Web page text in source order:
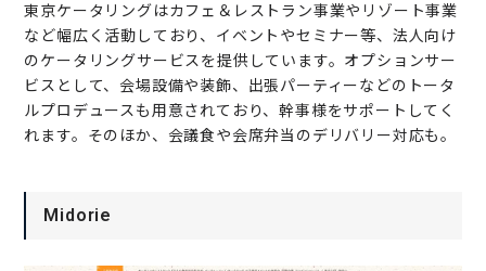
東京ケータリングはカフェ＆レストラン事業やリゾート事業
など幅広く活動しており、イベントやセミナー等、法人向け
のケータリングサービスを提供しています。オプションサー
ビスとして、会場設備や装飾、出張パーティーなどのトータ
ルプロデュースも用意されており、幹事様をサポートしてく
れます。そのほか、会議食や会席弁当のデリバリー対応も。
Midorie